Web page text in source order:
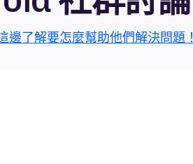
邊了解要怎麼幫助他們解決問題！